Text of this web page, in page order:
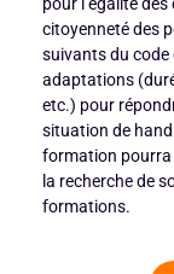
citoyenneté des
suivants du
adaptations
etc.) pour
situation de
formation pourra
la recherche de
formations.